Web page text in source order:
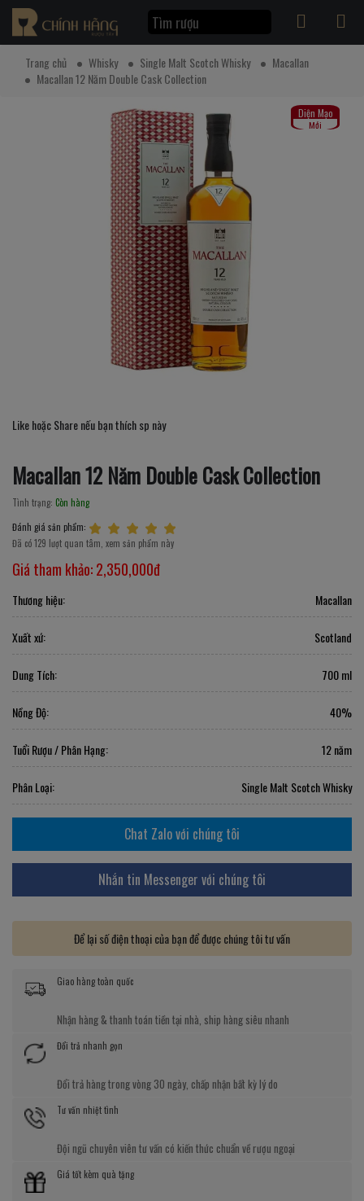
Trang chủ Whisky Single Malt Scotch Whisky
Macallan
Macallan 12 Năm Double Cask Collection
Diện Mạo
Mới
Like hoặc Share nếu bạn thích sp này
Macallan 12 Năm Double Cask Collection
Tình trạng: Còn hàng
Đánh giá sản phẩm:
Đã có 129 lượt quan tâm, xem sản phẩm này
Giá tham khảo:2,350,000đ
Thương hiệu: Macallan
Xuất xứ: Scotland
Dung Tích: 700 ml
Nồng Độ: 40%
Tuổi Rượu / Phân Hạng: 12 năm
Phân Loại: Single Malt Scotch Whisky
Chat Zalo với chúng tôi
Nhắn tin Messenger với chúng tôi
Để lại số điện thoại của bạn để được chúng tôi tư vấn
Giao hàng toàn quốc
Nhận hàng & thanh toán tiền tại nhà, ship hàng siêu nhanh
Đổi trả nhanh gọn
Đổi trả hàng trong vòng 30 ngày, chấp nhận bất kỳ lý do
Tư vấn nhiệt tình
Đội ngũ chuyên viên tư vấn có kiến thức chuẩn về rượu ngoại
Giá tốt kèm quà tặng